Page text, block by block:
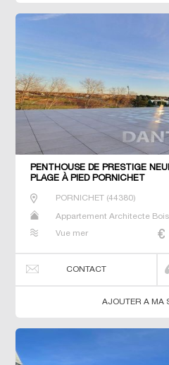
PENTHOUSE DE PRESTIGE
PLAGE À PIED PORNICHET
PORNICHET(44380)
Appartement Architecte
Penthouse Prestige Prestige
Vue mer
CONTACT
AJOUTER A MA